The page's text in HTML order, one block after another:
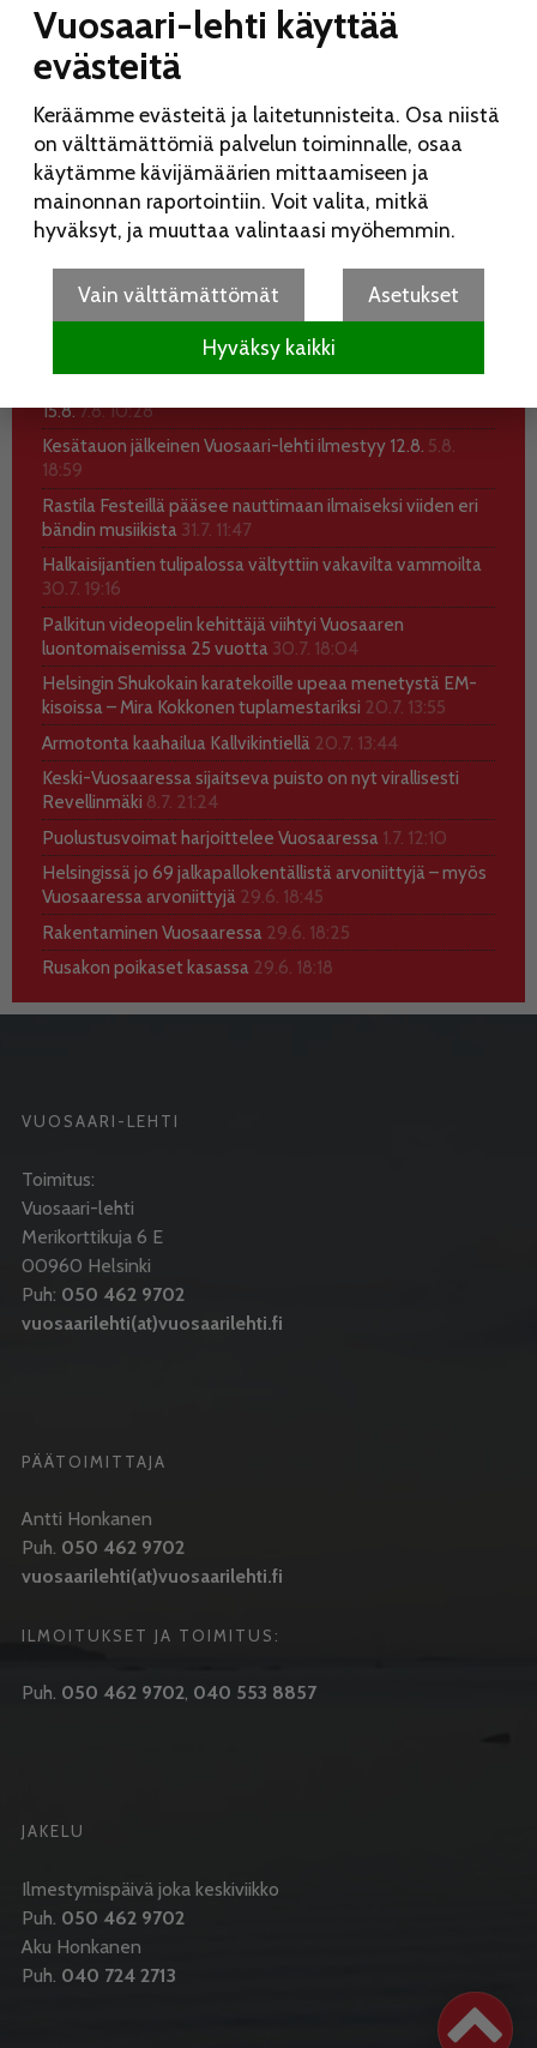
KATSOTUIMMAT
15.8.7.8. 10:28
Kesätauon jälkeinen Vuosaari-lehti ilmestyy 12.8. 5.8.
18:59
Rastila Festeillä pääsee nauttimaan ilmaiseksi viiden eri
bändin musiikista 31.7. 11:47
Halkaisijantien tulipalossa vältyttiin vakavilta vammoilta
30.7. 19:16
Palkitun videopelin kehittäjä viihtyi Vuosaaren
luontomaisemissa 25 vuotta 30.7. 18:04
Helsingin Shukokain karatekoille upeaa menetystä EM-
kisoissa – Mira Kokkonen tuplamestariksi 20.7. 13:55
Armotonta kaahailua Kallvikintiellä 20.7. 13:44
Keski-Vuosaaressa sijaitseva puisto on nyt virallisesti
Revellinmäki 8.7. 21:24
Puolustusvoimat harjoittelee Vuosaaressa 1.7. 12:10
Helsingissä jo 69 jalkapallokentällistä arvoniittyjä – myös
Vuosaaressa arvoniittyjä 29.6. 18:45
Rakentaminen Vuosaaressa 29.6. 18:25
Rusakon poikaset kasassa 29.6. 18:18
VUOSAARI-LEHTI
Toimitus:
Vuosaari-lehti
Merikorttikuja 6 E
00960 Helsinki
Puh: 050 462 9702
vuosaarilehti(at)vuosaarilehti.fi
PÄÄTOIMITTAJA
Antti Honkanen
Puh. 050 462 9702
vuosaarilehti(at)vuosaarilehti.fi
ILMOITUKSET JA TOIMITUS:
Puh. 050 462 9702, 040 553 8857
JAKELU
Ilmestymispäivä joka keskiviikko
Puh. 050 462 9702
Aku Honkanen
Puh. 040 724 2713
Vuosaari-lehti käyttää
evästeitä
Keräämme evästeitä ja laitetunnisteita. Osa niistä
on välttämättömiä palvelun toiminnalle, osaa
käytämme kävijämäärien mittaamiseen ja
mainonnan raportointiin. Voit valita, mitkä
hyväksyt, ja muuttaa valintaasi myöhemmin.
Vain välttämättömät Asetukset
Hyväksy kaikki